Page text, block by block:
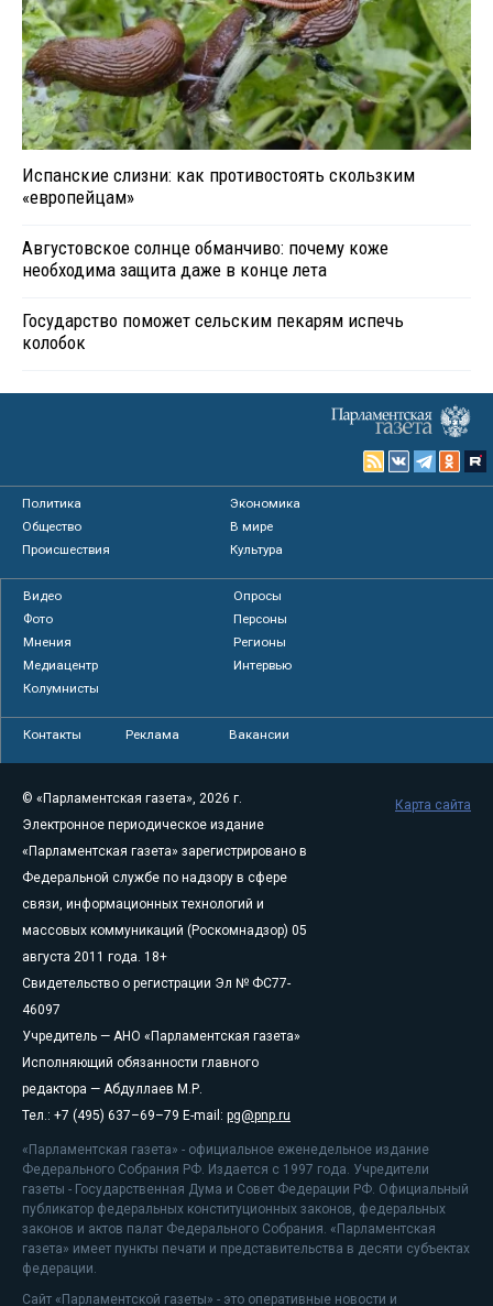
Испанские слизни: как противостоять скользким
«европейцам»
Августовское солнце обманчиво: почему коже
необходима защита даже в конце лета
Государство поможет сельским пекарям испечь
колобок
Политика
Экономика
Общество
В мире
Происшествия
Культура
Видео
Опросы
Фото
Персоны
Мнения
Регионы
Медиацентр
Интервью
Колумнисты
Контакты Реклама Вакансии
© «Парламентская газета», 2026 г.
Электронное периодическое издание
«Парламентская газета» зарегистрировано в
Федеральной службе по надзору в сфере
связи, информационных технологий и
массовых коммуникаций (Роскомнадзор) 05
августа 2011 года. 18+
Свидетельство о регистрации Эл № ФС77-
46097
Учредитель — АНО «Парламентская газета»
Исполняющий обязанности главного
редактора — Абдуллаев М.Р.
Тел.: +7 (495) 637–69–79 E-mail: pg@pnp.ru
«Парламентская газета» - официальное еженедельное издание
Федерального Собрания РФ. Издается с 1997 года. Учредители
газеты - Государственная Дума и Совет Федерации РФ. Официальный
публикатор федеральных конституционных законов, федеральных
законов и актов палат Федерального Собрания. «Парламентская
газета» имеет пункты печати и представительства в десяти субъектах
федерации.
Сайт «Парламентской газеты» - это оперативные новости и
Карта сайта